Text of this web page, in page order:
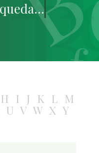
H I J K L M
U V W X Y